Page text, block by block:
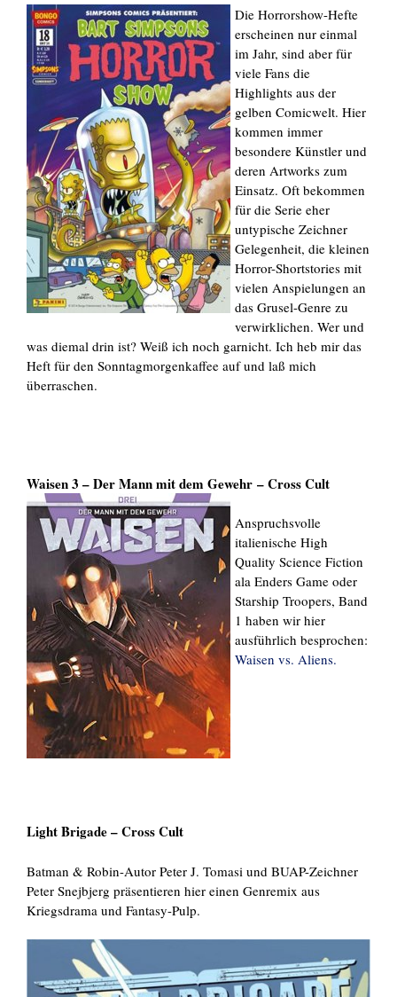
Die Horrorshow-Hefte
erscheinen nur einmal
im Jahr, sind aber für
viele Fans die
Highlights aus der
gelben Comicwelt. Hier
kommen immer
besondere Künstler und
deren Artworks zum
Einsatz. Oft bekommen
für die Serie eher
untypische Zeichner
Gelegenheit, die kleinen
Horror-Shortstories mit
vielen Anspielungen an
das Grusel-Genre zu
verwirklichen. Wer und
was diemal drin ist? Weiß ich noch garnicht. Ich heb mir das
Heft für den Sonntagmorgenkaffee auf und laß mich
überraschen.
Waisen 3 – Der Mann mit dem Gewehr – Cross Cult
Anspruchsvolle
italienische High
Quality Science Fiction
ala Enders Game oder
Starship Troopers, Band
1 haben wir hier
ausführlich besprochen:
Waisen vs. Aliens.
Light Brigade–Cross Cult
Batman & Robin-Autor Peter J. Tomasi und BUAP-Zeichner
Peter Snejbjerg präsentieren hier einen Genremix aus
Kriegsdrama und Fantasy-Pulp.